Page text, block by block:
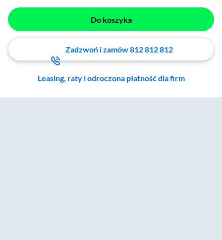
Do koszyka
Zadzwoń i zamów 812 812 812
Leasing, raty i odroczona płatność dla firm